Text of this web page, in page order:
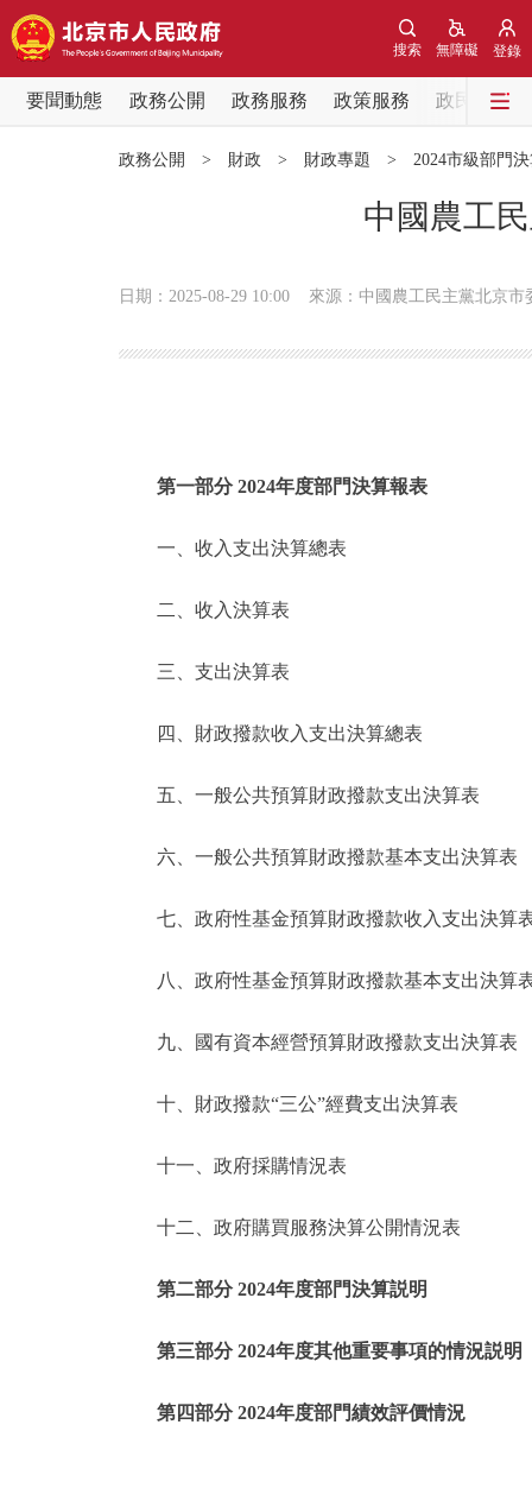
登錄
無障礙
搜索
要聞動態 政務公開 政務服務 政策服務
政民互動
便民服務
仲介服務
政民互動
12345網上接訴即辦
參與調查
走進北京
北京概況
綠色北京
ENGLISH
政務公開 > 財政 > 財政專題 > 2024市級部門
中國農工
日期：2025-08-29 10:00 來源：中國農工民主黨北京市
第一部分 2024年度部門決算報表
一、收入支出決算總表
二、收入決算表
三、支出決算表
四、財政撥款收入支出決算總表
五、一般公共預算財政撥款支出決算表
六、一般公共預算財政撥款基本支出決算表
七、政府性基金預算財政撥款收入支出決算
八、政府性基金預算財政撥款基本支出決算
九、國有資本經營預算財政撥款支出決算表
十、財政撥款“三公”經費支出決算表
十一、政府採購情況表
十二、政府購買服務決算公開情況表
第二部分 2024年度部門決算説明
第三部分 2024年度其他重要事項的情況説明
第四部分 2024年度部門績效評價情況